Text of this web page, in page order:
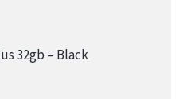
32gb – Black